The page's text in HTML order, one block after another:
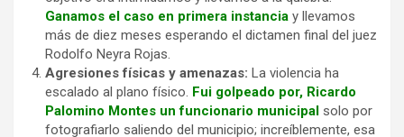
Ganamos el caso en primera instancia y llevamos
más de diez meses esperando el dictamen final del juez
Rodolfo Neyra Rojas.
Agresiones físicas y amenazas: La violencia ha
escalado al plano físico. Fui golpeado por, Ricardo
Palomino Montes un funcionario municipal solo por
fotografiarlo saliendo del municipio; increíblemente, esa